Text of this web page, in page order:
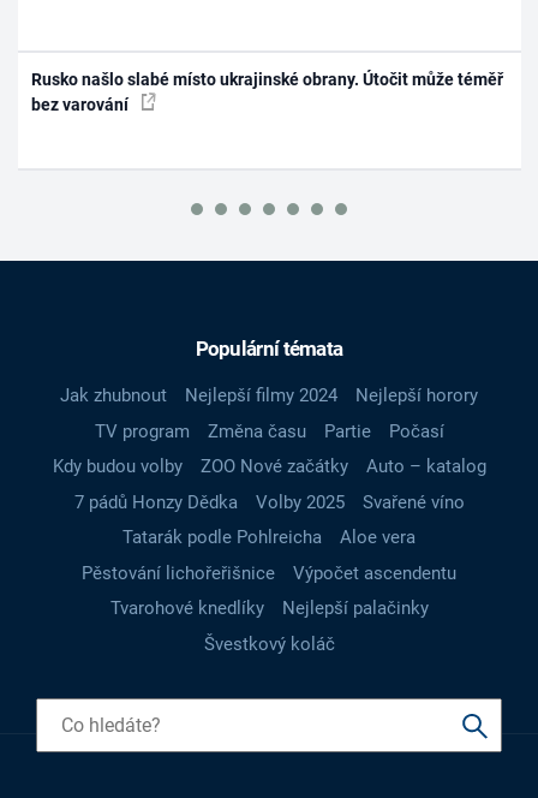
Rusko našlo slabé místo ukrajinské obrany. Útočit může téměř
bez varování
Populární témata
Jak zhubnout Nejlepší filmy 2024
Nejlepší horory
TV program
Změna času Partie
Počasí
Kdy budou volby
ZOO Nové začátky
Auto – katalog
7 pádů Honzy Dědka
Volby 2025
Svařené víno
Tatarák podle Pohlreicha
Aloe vera
Pěstování lichořeřišnice
Výpočet ascendentu
Tvarohové knedlíky
Nejlepší palačinky
Švestkový koláč